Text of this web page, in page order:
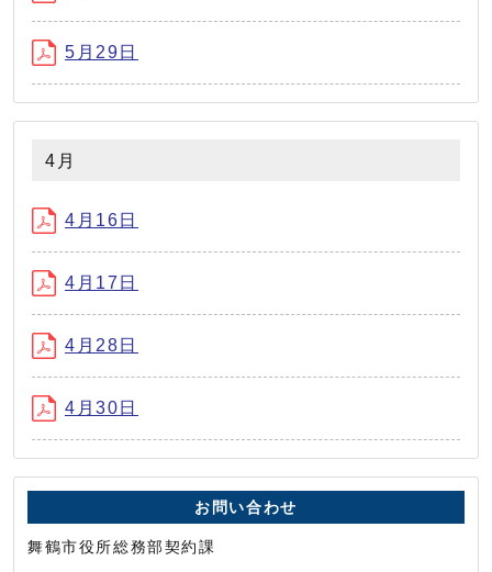
5月29日
4月
4月16日
4月17日
4月28日
4月30日
お問い合わせ
舞鶴市役所総務部契約課